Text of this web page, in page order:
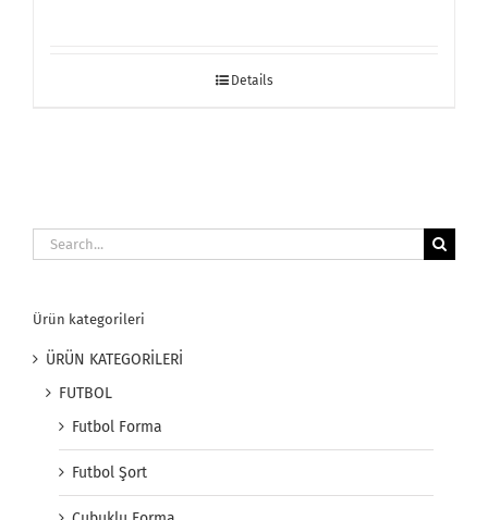
Details
Search
for:
Ürün kategorileri
ÜRÜN KATEGORİLERİ
FUTBOL
Futbol Forma
Futbol Şort